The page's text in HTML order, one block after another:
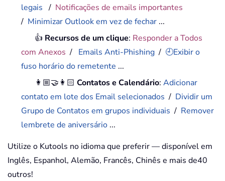
legais / Notificações de emails importantes
/ Minimizar Outlook em vez de fechar ...
👍 Recursos de um clique: Responder a Todos
com Anexos / Emails Anti-Phishing / 🕘Exibir o
fuso horário do remetente ...
👩🏼‍🤝‍👩🏻Contatos e Calendário:Adicionar
contato em lote dos Email selecionados / Dividir um
Grupo de Contatos em grupos individuais / Remover
lembrete de aniversário ...
Utilize o Kutools no idioma que preferir — disponível em
Inglês, Espanhol, Alemão, Francês, Chinês e mais de40
outros!